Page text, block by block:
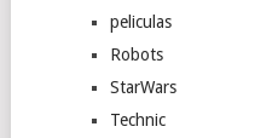
peliculas
Robots
StarWars
Technic